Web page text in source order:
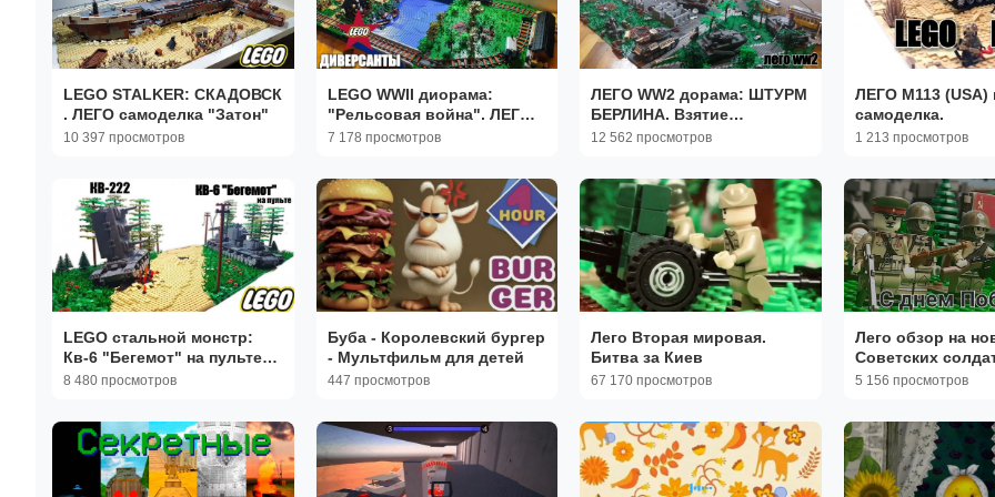
LEGO STALKER: СКАДОВСК
. ЛЕГО самоделка "Затон"
10 397 просмотров
LEGO WWII диорама:
"Рельсовая война". ЛЕГО
железная дорога
7 178 просмотров
ЛЕГО WW2 дорама: ШТУРМ
БЕРЛИНА. Взятие
Рейхстага. ЛЕГО День
12 562 просмотров
ЛЕГО М113 (USA) военная
самоделка.
1 213 просмотров
LEGO стальной монстр:
Кв-6 "Бегемот" на пульте
управления и кв-222. лего
8 480 просмотров
Буба - Королевский бургер
- Мультфильм для детей
447 просмотров
Лего Вторая мировая.
Битва за Киев
67 170 просмотров
Лего обзор на
Советских
дня Победы ( 80
5 156 просмотров